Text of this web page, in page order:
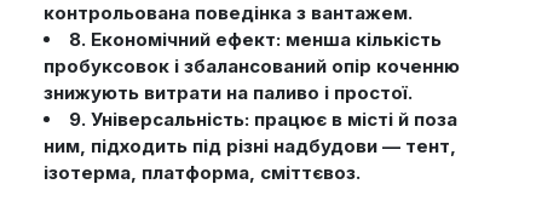
контрольована поведінка з вантажем.
8. Економічний ефект: менша кількість
пробуксовок і збалансований опір коченню
знижують витрати на паливо і простої.
9. Універсальність: працює в місті й поза
ним, підходить під різні надбудови — тент,
ізотерма, платформа, сміттєвоз.